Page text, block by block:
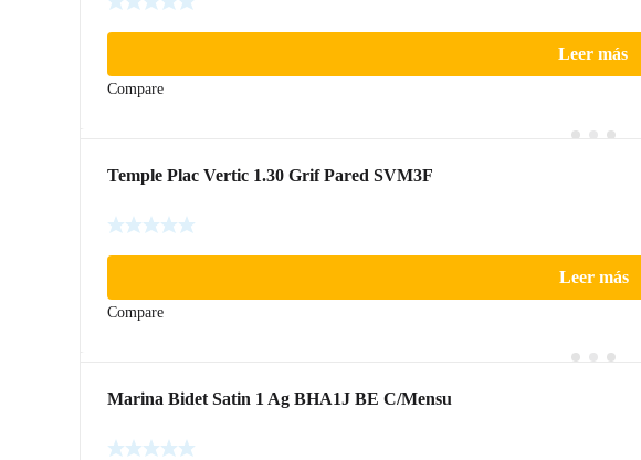
Leer más
Compare
Temple Plac Vertic 1.30 Grif Pared SVM3F
Leer más
Compare
Marina Bidet Satin 1 Ag BHA1J BE C/Mensu